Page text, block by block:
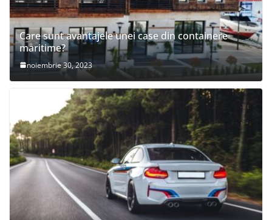
Care sunt avantajele unei case din containere
maritime?
noiembrie 30, 2023